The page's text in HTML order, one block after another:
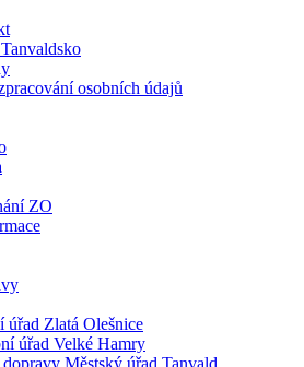
osobních údajů
ZO
úřad Zlatá Olešnice
úřad Velké Hamry
Městský úřad Tanvald